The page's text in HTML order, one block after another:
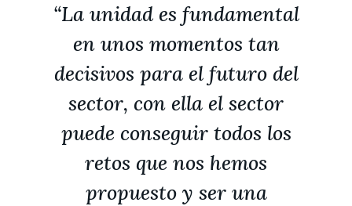
“La unidad es fundamental
en unos momentos tan
decisivos para el futuro del
sector, con ella el sector
puede conseguir todos los
retos que nos hemos
propuesto y ser una